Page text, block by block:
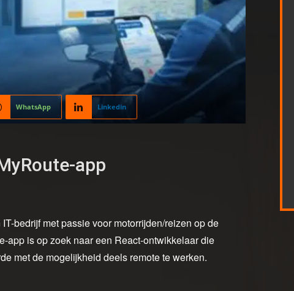
WhatsApp Linkedin
app
bedrijf met passie voor motorrijden/reizen op de
app is op zoek naar een React-ontwikkelaar die
met de mogelijkheid deels remote te werken.